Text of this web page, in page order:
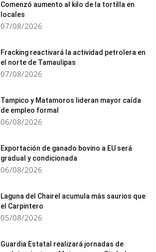
Comenzó aumento al kilo de la tortilla en
locales
07/08/2026
Fracking reactivará la actividad petrolera en
el norte de Tamaulipas
07/08/2026
Tampico y Matamoros lideran mayor caída
de empleo formal
06/08/2026
Exportación de ganado bovino a EU será
gradual y condicionada
06/08/2026
Laguna del Chairel acumula más saurios que
el Carpintero
05/08/2026
Guardia Estatal realizará jornadas de